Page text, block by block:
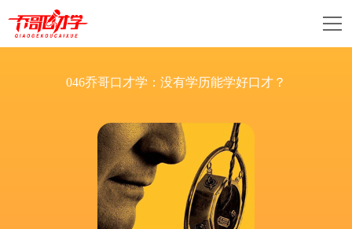
046乔哥口才学：没有学历能学好口才？